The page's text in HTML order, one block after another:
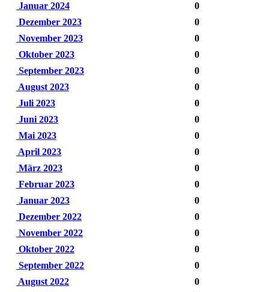
Januar 2024
0
Dezember 2023
0
November 2023
0
Oktober 2023
0
September 2023
0
August 2023
0
Juli 2023
0
Juni 2023
0
Mai 2023
0
April 2023
0
März 2023
0
Februar 2023
0
Januar 2023
0
Dezember 2022
0
November 2022
0
Oktober 2022
0
September 2022
0
August 2022
0